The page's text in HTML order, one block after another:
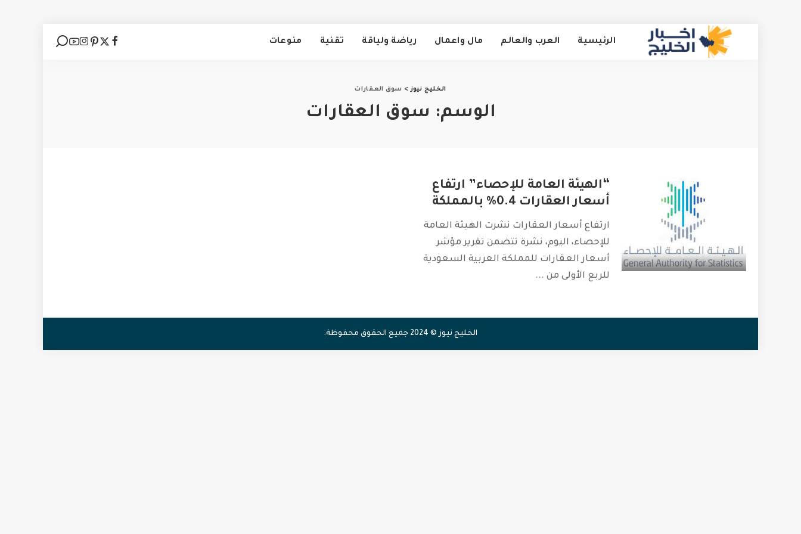
الرئيسية العرب والعالم مال واعمال رياضة ولياقة تقنية منوعات
الخليج نيوز> سوق العقارات
الوسم: سوق العقارات
“الهيئة العامة للإحصاء” ارتفاع
أسعار العقارات 0.4% بالمملكة
ارتفاع أسعار العقارات نشرت الهيئة العامة
للإحصاء، اليوم، نشرة تتضمن تقرير مؤشر
أسعار العقارات للمملكة العربية السعودية
للربع الأولى من ...
الخليج نيوز © 2024 جميع الحقوق محفوظة.